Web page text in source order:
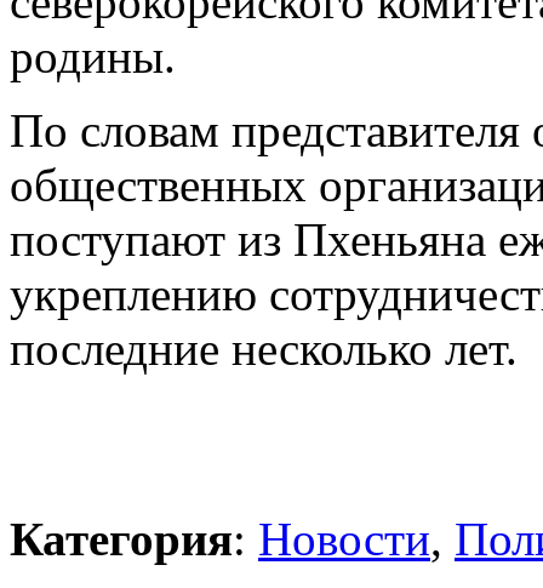
родины.
По словам
общественных
поступают из Пхеньяна
укреплению
последние несколько лет.
Категория: Новости,